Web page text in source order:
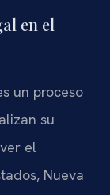
en el
un proceso
su
el
Nueva